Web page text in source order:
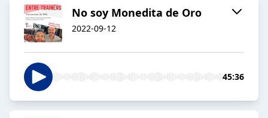
No soy Monedita de Oro
2022-09-12
45:36